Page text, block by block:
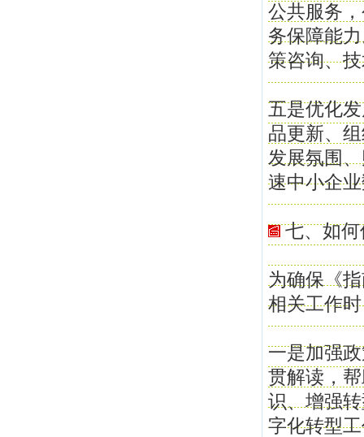
公共服务
务保障能
策咨询、
五是优化
品更新、
发展氛围
速中小企
七、如何
为确保《
相关工作
一是加强
贯解读，
识、增强
字化转型